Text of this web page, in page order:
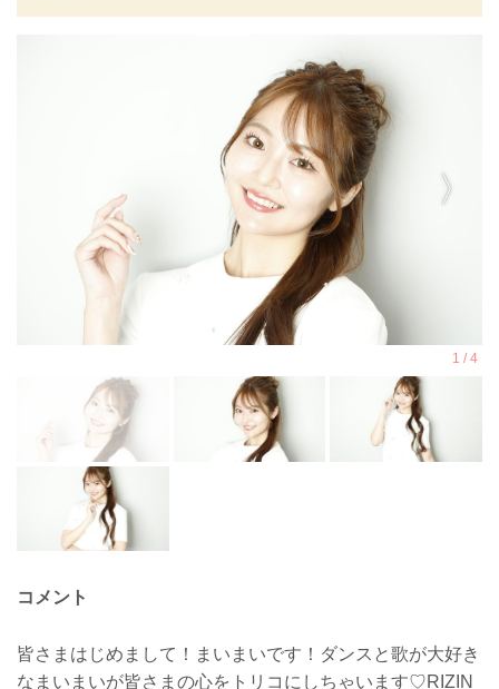
コメント
皆さまはじめまして！まいまいです！ダンスと歌が大好き
なまいまいが皆さまの心をトリコにしちゃいます♡RIZIN